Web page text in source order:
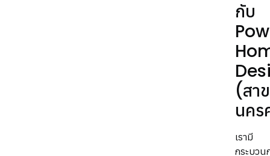
กับ
(สา
นคร
เรามี
กระบวน